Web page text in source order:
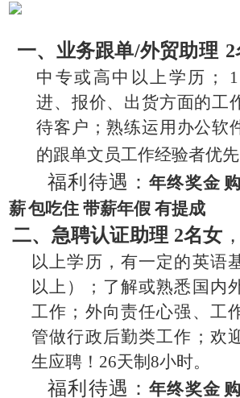
一、 业务跟单/外贸助理 2
中专或高中以上学历 ； 1
进、报价、出货方面的工
待客户；熟练运用办公软
的跟单文员工作经验者优先
福利待遇：年终奖金
薪包吃住 带薪年假 有提成
二、急聘认证助理 2名女 ，
以上学历，有一定的英语
以上）；了解或熟悉国内
工作；外向责任心强、工
管做行政后勤类工作；欢
生应聘！26天制8小时。
福利待遇：年终奖金